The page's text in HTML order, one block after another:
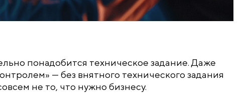
понадобится техническое задание. Даже
— без внятного технического задания
не то, что нужно бизнесу.